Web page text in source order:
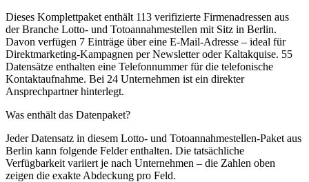
Dieses Komplettpaket enthält 113 verifizierte Firmenadressen aus
der Branche Lotto- und Totoannahmestellen mit Sitz in Berlin.
Davon verfügen 7 Einträge über eine E-Mail-Adresse – ideal für
Direktmarketing-Kampagnen per Newsletter oder Kaltakquise. 55
Datensätze enthalten eine Telefonnummer für die telefonische
Kontaktaufnahme. Bei 24 Unternehmen ist ein direkter
Ansprechpartner hinterlegt.
Was enthält das Datenpaket?
Jeder Datensatz in diesem Lotto- und Totoannahmestellen-Paket aus
Berlin kann folgende Felder enthalten. Die tatsächliche
Verfügbarkeit variiert je nach Unternehmen – die Zahlen oben
zeigen die exakte Abdeckung pro Feld.